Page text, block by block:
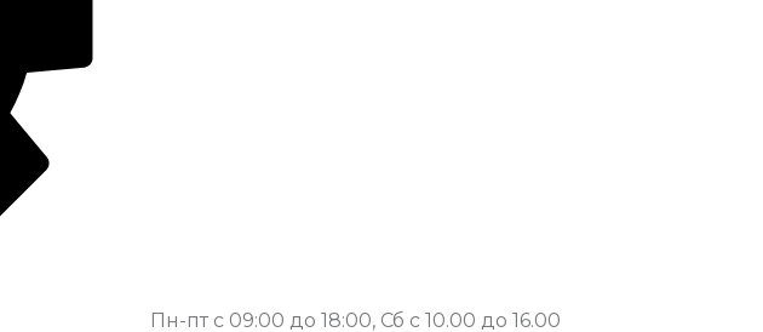
Пн-пт с 09:00 до 18:00, Сб с 10.00 до 16.00